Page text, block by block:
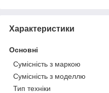
Характеристики
Основні
Сумісність з маркою
Сумісність з моделлю
Тип техніки